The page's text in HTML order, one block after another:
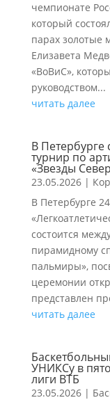
чемпионате
который
парах золотые
Елизавета
«ВоВиС»,
руководством...
читать далее
В Петербурге
турнир по
«Звезды
23.05.2026|
В Петербурге
состоится
пирамидному
пальмиры»,
церемонии
представлен
читать далее
УНИКСу в
лиги ВТБ
23.05.2026|